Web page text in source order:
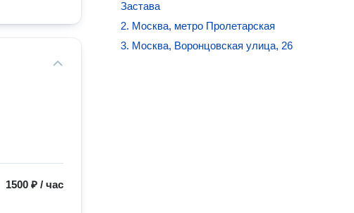
1500 ₽ /час
Застава
2. Москва, метро Пролетарская
3. Москва, Воронцовская улица, 26